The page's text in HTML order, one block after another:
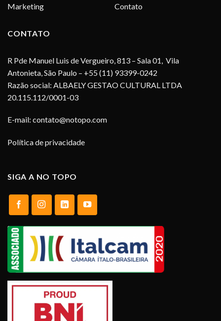
Marketing
Contato
CONTATO
R Pde Manuel Luis de Vergueiro, 813 – Sala 01, Vila
Antonieta, São Paulo – +55 (11) 93399-0242
Razão social: ALBAELY GESTAO CULTURAL LTDA
20.115.112/0001-03
E-mail: contato@notopo.com
Política de privacidade
SIGA A NO TOPO